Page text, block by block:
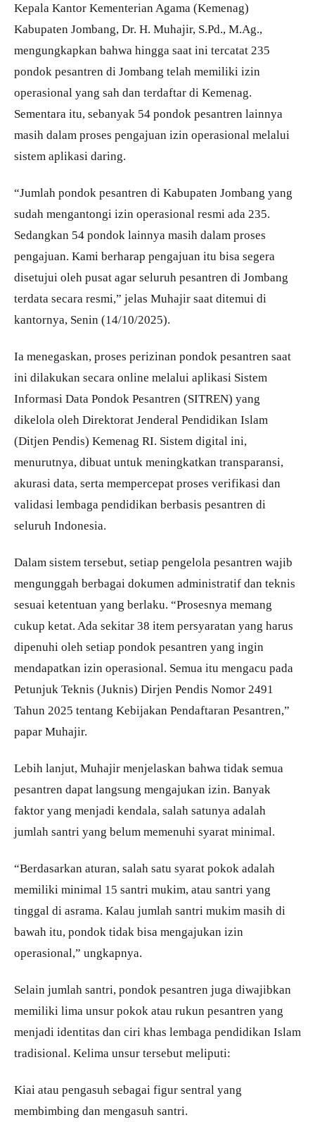
Kepala Kantor Kementerian Agama (Kemenag)
Kabupaten Jombang, Dr. H. Muhajir, S.Pd., M.Ag.,
mengungkapkan bahwa hingga saat ini tercatat 235
pondok pesantren di Jombang telah memiliki izin
operasional yang sah dan terdaftar di Kemenag.
Sementara itu, sebanyak 54 pondok pesantren lainnya
masih dalam proses pengajuan izin operasional melalui
sistem aplikasi daring.
“Jumlah pondok pesantren di Kabupaten Jombang yang
sudah mengantongi izin operasional resmi ada 235.
Sedangkan 54 pondok lainnya masih dalam proses
pengajuan. Kami berharap pengajuan itu bisa segera
disetujui oleh pusat agar seluruh pesantren di Jombang
terdata secara resmi,” jelas Muhajir saat ditemui di
kantornya, Senin (14/10/2025).
Ia menegaskan, proses perizinan pondok pesantren saat
ini dilakukan secara online melalui aplikasi Sistem
Informasi Data Pondok Pesantren (SITREN) yang
dikelola oleh Direktorat Jenderal Pendidikan Islam
(Ditjen Pendis) Kemenag RI. Sistem digital ini,
menurutnya, dibuat untuk meningkatkan transparansi,
akurasi data, serta mempercepat proses verifikasi dan
validasi lembaga pendidikan berbasis pesantren di
seluruh Indonesia.
Dalam sistem tersebut, setiap pengelola pesantren wajib
mengunggah berbagai dokumen administratif dan teknis
sesuai ketentuan yang berlaku. “Prosesnya memang
cukup ketat. Ada sekitar 38 item persyaratan yang harus
dipenuhi oleh setiap pondok pesantren yang ingin
mendapatkan izin operasional. Semua itu mengacu pada
Petunjuk Teknis (Juknis) Dirjen Pendis Nomor 2491
Tahun 2025 tentang Kebijakan Pendaftaran Pesantren,”
papar Muhajir.
Lebih lanjut, Muhajir menjelaskan bahwa tidak semua
pesantren dapat langsung mengajukan izin. Banyak
faktor yang menjadi kendala, salah satunya adalah
jumlah santri yang belum memenuhi syarat minimal.
“Berdasarkan aturan, salah satu syarat pokok adalah
memiliki minimal 15 santri mukim, atau santri yang
tinggal di asrama. Kalau jumlah santri mukim masih di
bawah itu, pondok tidak bisa mengajukan izin
operasional,” ungkapnya.
Selain jumlah santri, pondok pesantren juga diwajibkan
memiliki lima unsur pokok atau rukun pesantren yang
menjadi identitas dan ciri khas lembaga pendidikan Islam
tradisional. Kelima unsur tersebut meliputi:
Kiai atau pengasuh sebagai figur sentral yang
membimbing dan mengasuh santri.